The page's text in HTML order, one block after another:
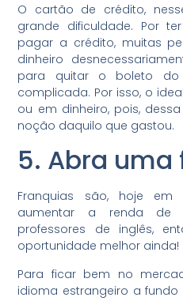
O cartão de crédito,
grande dificuldade. Por
pagar a crédito, muitas
dinheiro
para quitar o boleto
complicada. Por isso, o
ou em dinheiro, pois,
noção daquilo que gastou.
5. Abra uma
Franquias são, hoje
aumentar a renda de
professores de inglês,
oportunidade melhor ainda!
Para ficar bem no
idioma estrangeiro a